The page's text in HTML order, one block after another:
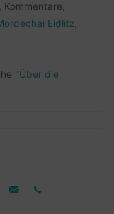
Kommentare,
Eidlitz,
"Über die